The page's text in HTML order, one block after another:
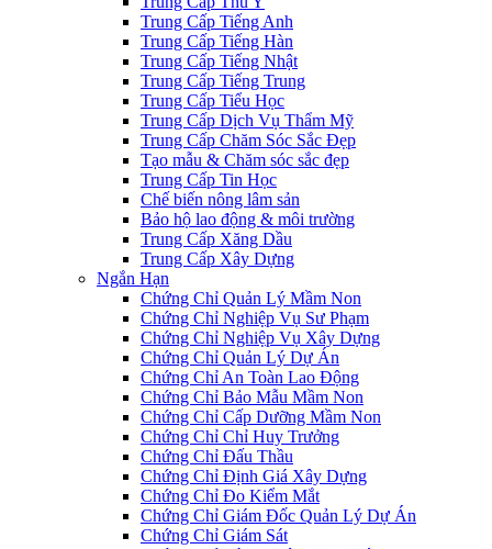
Trung Cấp Tiếng Anh
Trung Cấp Tiếng Hàn
Trung Cấp Tiếng Nhật
Trung Cấp Tiếng Trung
Trung Cấp Tiểu Học
Trung Cấp Dịch Vụ Thẩm Mỹ
Trung Cấp Chăm Sóc Sắc Đẹp
Tạo mẫu & Chăm sóc sắc đẹp
Trung Cấp Tin Học
Chế biến nông lâm sản
Bảo hộ lao động & môi trường
Trung Cấp Xăng Dầu
Trung Cấp Xây Dựng
Ngắn Hạn
Chứng Chỉ Quản Lý Mầm Non
Chứng Chỉ Nghiệp Vụ Sư Phạm
Chứng Chỉ Nghiệp Vụ Xây Dựng
Chứng Chỉ Quản Lý Dự Án
Chứng Chỉ An Toàn Lao Động
Chứng Chỉ Bảo Mẫu Mầm Non
Chứng Chỉ Cấp Dưỡng Mầm Non
Chứng Chỉ Chỉ Huy Trưởng
Chứng Chỉ Đấu Thầu
Chứng Chỉ Định Giá Xây Dựng
Chứng Chỉ Đo Kiểm Mắt
Chứng Chỉ Giám Đốc Quản Lý Dự Án
Chứng Chỉ Giám Sát